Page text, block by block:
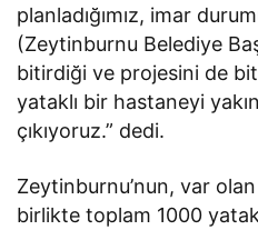
planladığımız, imar
(Zeytinburnu Belediye
bitirdiği ve projesini de
yataklı bir hastaneyi
çıkıyoruz.” dedi.
Zeytinburnu’nun, var
birlikte toplam 1000